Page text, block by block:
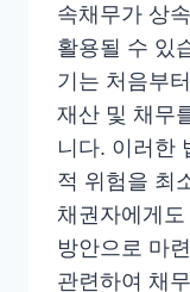
속채무가 상
활용될 수 있
기는 처음부
재산 및 채무
니다. 이러한
적 위험을 최
채권자에게
방안으로 마
관련하여 채